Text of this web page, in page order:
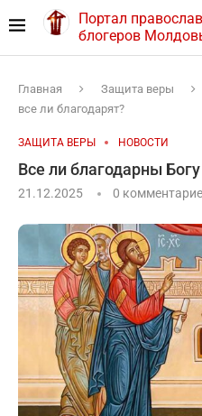
Портал
блогеров
Главная Защита веры
все ли благодарят?
ЗАЩИТА ВЕРЫ НОВОСТИ
Все ли благодарны
21.12.2025 0